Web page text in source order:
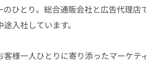
のひとり。総合通販会社と広告代理
入社しています。
客様一人ひとりに寄り添ったマーケ